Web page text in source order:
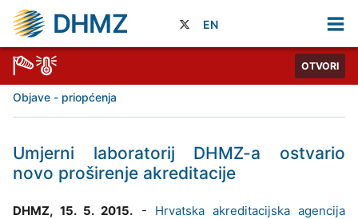
DHMZ EN
OTVORI
Objave - priopćenja
Umjerni laboratorij DHMZ-a ostvario
novo proširenje akreditacije
DHMZ, 15. 5. 2015. - Hrvatska akreditacijska agencija